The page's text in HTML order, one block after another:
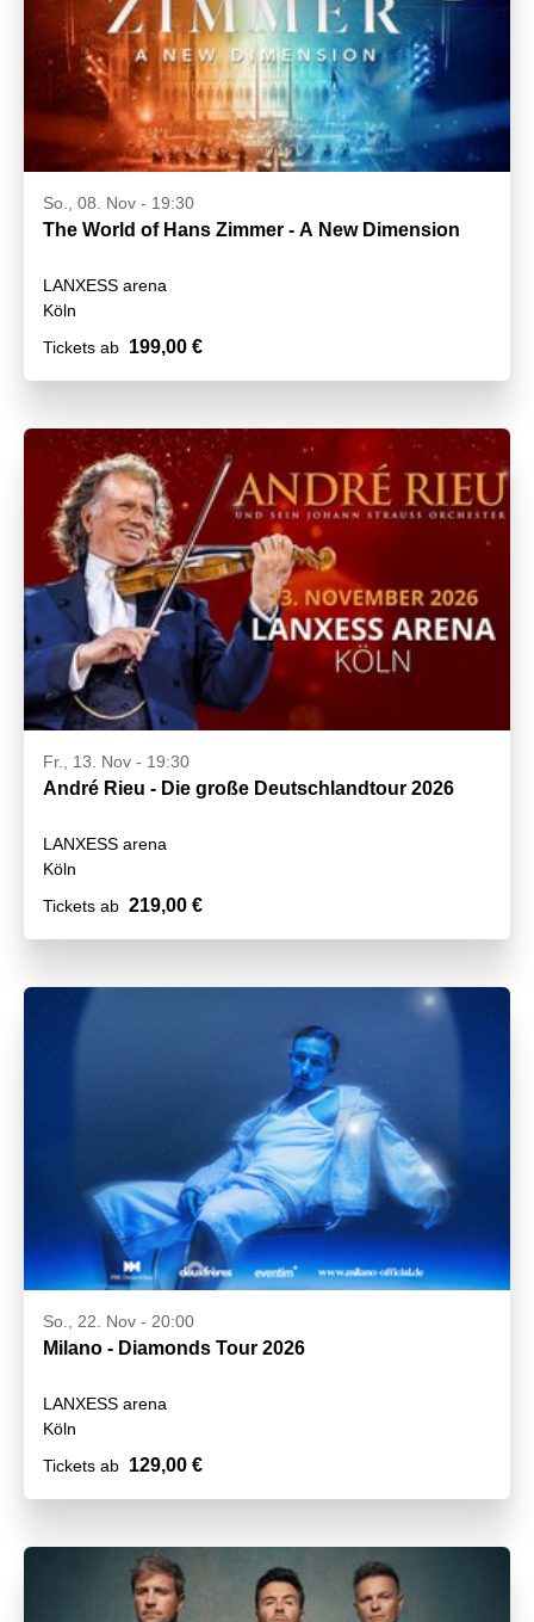
So., 08. Nov - 19:30
The World of Hans Zimmer - A New Dimension
LANXESS arena
Köln
Tickets ab 199,00 €
Fr., 13. Nov - 19:30
André Rieu - Die große Deutschlandtour 2026
LANXESS arena
Köln
Tickets ab 219,00 €
So., 22. Nov - 20:00
Milano - Diamonds Tour 2026
LANXESS arena
Köln
Tickets ab 129,00 €